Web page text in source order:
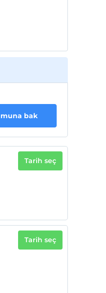
bak
Tarih seç
Tarih seç